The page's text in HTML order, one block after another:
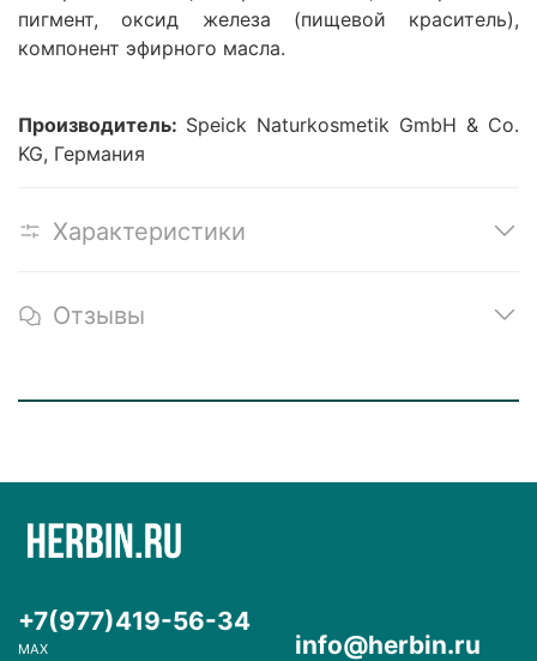
пигмент, оксид железа (пищевой краситель),
компонент эфирного масла.
Производитель: Speick Naturkosmetik GmbH & Co.
KG, Германия
Характеристики
Отзывы
+7(977)419-56-34
MAX info@herbin.ru